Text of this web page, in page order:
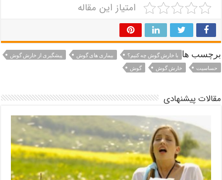
امتیاز این مقاله
برچسب ها با خارش گوش چه کنیم؟ بیماری های گوش
پیشگیری از خارش گوش
حساسیت
خارش گوش گوش
مقالات پیشنهادی